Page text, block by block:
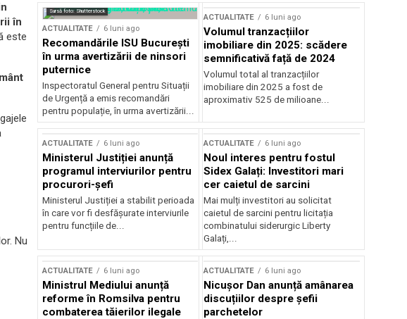
în
este
Nu
Sursă foto: Shutterstock
ACTUALITATE 6 luni ago
Recomandările ISU București
în urma avertizării de ninsori
puternice
Inspectoratul General pentru Situații
de Urgență a emis recomandări
pentru populație, în urma avertizării...
ACTUALITATE 6 luni ago
Volumul tranzacțiilor
imobiliare din 2025: scădere
semnificativă față de 2024
Volumul total al tranzacțiilor
imobiliare din 2025 a fost de
aproximativ 525 de milioane...
ACTUALITATE 6 luni ago
Ministerul Justiției anunță
programul interviurilor pentru
procurori-șefi
Ministerul Justiției a stabilit perioada
în care vor fi desfășurate interviurile
pentru funcțiile de...
ACTUALITATE 6 luni ago
Noul interes pentru fostul
Sidex Galați: Investitori mari
cer caietul de sarcini
Mai mulți investitori au solicitat
caietul de sarcini pentru licitația
combinatului siderurgic Liberty
Galați,...
ACTUALITATE 6 luni ago
Ministrul Mediului anunță
reforme în Romsilva pentru
combaterea tăierilor ilegale
ACTUALITATE 6 luni ago
Nicușor Dan anunță amânarea
discuțiilor despre șefii
parchetelor